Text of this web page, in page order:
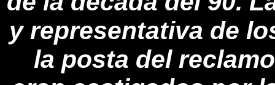
y representativa de
la posta del